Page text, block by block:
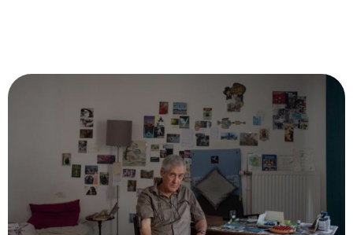
EN SAVOIR PLUS